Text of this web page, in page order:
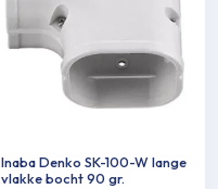
Inaba Denko SK-100-W lange
vlakke bocht 90 gr.